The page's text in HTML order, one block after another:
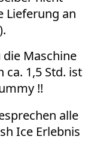
Lieferung an
Maschine
ca. 1,5 Std. ist
!!
alle
Ice Erlebnis